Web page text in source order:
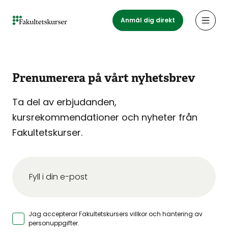
Anmäl dig direkt
Prenumerera på vårt nyhetsbrev
Ta del av erbjudanden,
kursrekommendationer och nyheter från
Fakultetskurser.
Jag accepterar Fakultetskursers villkor och hantering av
personuppgifter.